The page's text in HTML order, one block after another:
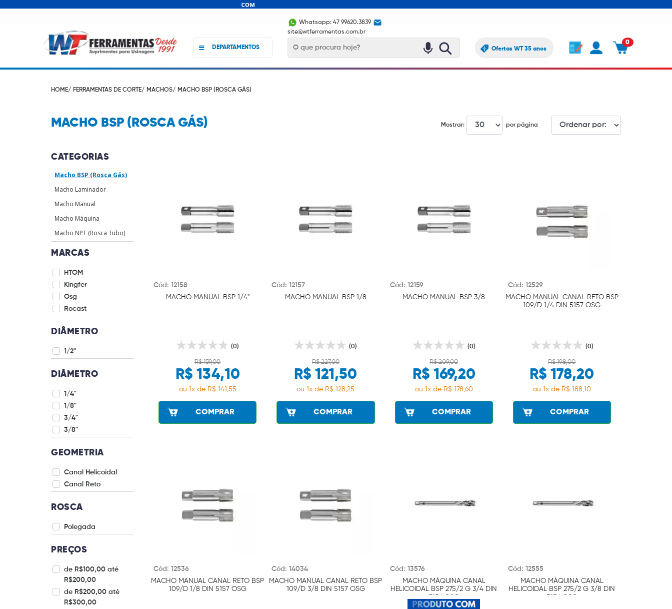
DEPARTAMENTOS
Whatsapp: 47 99620.3839
site@wtferramentas.com.br
Ofertas WT 35 anos
0
HOME/ FERRAMENTAS DE CORTE/ MACHOS/ MACHO BSP (ROSCA GÁS)
MACHO BSP (ROSCA GÁS) Mostrar: por página
CATEGORIAS
Macho BSP (Rosca Gás)
Macho Laminador
Macho Manual
Macho Máquina
Macho NPT (Rosca Tubo)
MARCAS
HTOM
Kingfer
Osg
Rocast
DIÂMETRO
1/2"
DIÂMETRO
1/4"
1/8"
3/4"
3/8"
GEOMETRIA
Canal Helicoidal
Canal Reto
ROSCA
Polegada
PREÇOS
de R$100,00 até
R$200,00
de R$200,00 até
R$300,00
Cód: 12158
MACHO MANUAL BSP 1/4"
(0)
R$ 159,00
R$ 134,10
ou 1x de R$ 141,55
COMPRAR
Cód: 12157
MACHO MANUAL BSP 1/8
(0)
R$ 227,00
R$ 121,50
ou 1x de R$ 128,25
COMPRAR
Cód: 12159
MACHO MANUAL BSP 3/8
(0)
R$ 209,00
R$ 169,20
ou 1x de R$ 178,60
COMPRAR
Cód: 12529
MACHO MANUAL CANAL RETO BSP
109/D 1/4 DIN 5157 OSG
(0)
R$ 198,00
R$ 178,20
ou 1x de R$ 188,10
COMPRAR
Cód: 12536
MACHO MANUAL CANAL RETO BSP
109/D 1/8 DIN 5157 OSG
Cód: 14034
MACHO MANUAL CANAL RETO BSP
109/D 3/8 DIN 5157 OSG
Cód: 13576
MACHO MÁQUINA CANAL
HELICOIDAL BSP 275/2 G 3/4 DIN
Cód: 12555
MACHO MÁQUINA CANAL
HELICOIDAL BSP 275/2 G 3/8 DIN